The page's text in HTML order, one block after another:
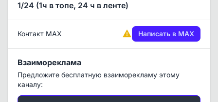
1/24 (1ч в топе, 24 ч в ленте)
Контакт MAX Написать в MAX
Взаимореклама
Предложите бесплатную взаиморекламу этому
каналу: